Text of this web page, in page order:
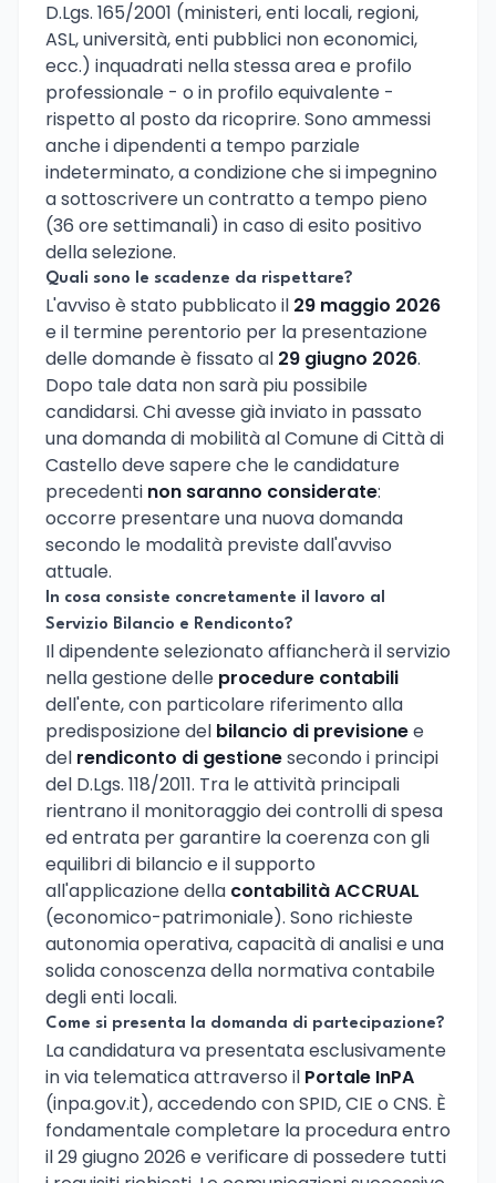
D.Lgs. 165/2001 (ministeri, enti locali, regioni,
ASL, università, enti pubblici non economici,
ecc.) inquadrati nella stessa area e profilo
professionale - o in profilo equivalente -
rispetto al posto da ricoprire. Sono ammessi
anche i dipendenti a tempo parziale
indeterminato, a condizione che si impegnino
a sottoscrivere un contratto a tempo pieno
(36 ore settimanali) in caso di esito positivo
della selezione.
Quali sono le scadenze da rispettare?
L'avviso è stato pubblicato il 29 maggio 2026
e il termine perentorio per la presentazione
delle domande è fissato al 29 giugno 2026.
Dopo tale data non sarà piu possibile
candidarsi. Chi avesse già inviato in passato
una domanda di mobilità al Comune di Città di
Castello deve sapere che le candidature
precedenti non saranno considerate:
occorre presentare una nuova domanda
secondo le modalità previste dall'avviso
attuale.
In cosa consiste concretamente il lavoro al
Servizio Bilancio e Rendiconto?
Il dipendente selezionato affiancherà il servizio
nella gestione delle procedure contabili
dell'ente, con particolare riferimento alla
predisposizione del bilancio di previsionee
del rendiconto di gestionesecondo i principi
del D.Lgs. 118/2011. Tra le attività principali
rientrano il monitoraggio dei controlli di spesa
ed entrata per garantire la coerenza con gli
equilibri di bilancio e il supporto
all'applicazione della contabilità ACCRUAL
(economico-patrimoniale). Sono richieste
autonomia operativa, capacità di analisi e una
solida conoscenza della normativa contabile
degli enti locali.
Come si presenta la domanda di partecipazione?
La candidatura va presentata esclusivamente
in via telematica attraverso il Portale InPA
(inpa.gov.it), accedendo con SPID, CIE o CNS. È
fondamentale completare la procedura entro
il 29 giugno 2026 e verificare di possedere tutti